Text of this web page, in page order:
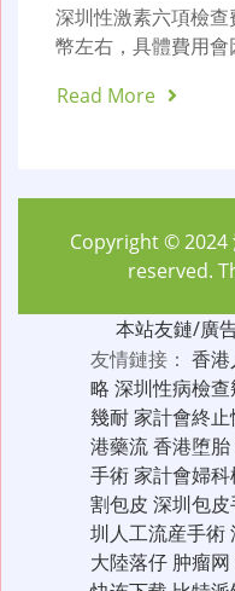
深圳性激素六項檢
幣左右，具體費用
Read More
Copyright © 2024
reserved.
本站友鏈/廣
友情鏈接： 香
略 深圳性病檢
幾耐家計會終
港藥流香港堕胎
手術家計會婦科
割包皮 深圳包
圳人工流産手術
大陸落仔 肿瘤网